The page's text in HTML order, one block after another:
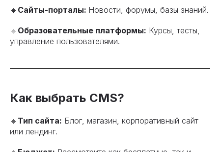
🔹 Сайты-порталы: Новости, форумы, базы знаний.
🔹 Образовательные платформы: Курсы, тесты,
управление пользователями.
Как выбрать CMS?
🔹 Тип сайта: Блог, магазин, корпоративный сайт
или лендинг.